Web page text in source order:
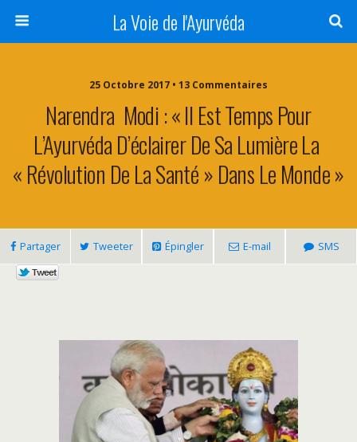
La Voie de l'Ayurvéda
25 Octobre 2017 • 13 Commentaires
Narendra Modi : « Il Est Temps Pour
L’Ayurvéda D’éclairer De Sa Lumière La
« Révolution De La Santé » Dans Le Monde »
Partager Tweeter Épingler E-mail SMS